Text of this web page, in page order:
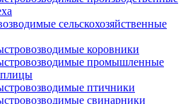
сельскохозяйственные
коровники
промышленные
птичники
свинарники